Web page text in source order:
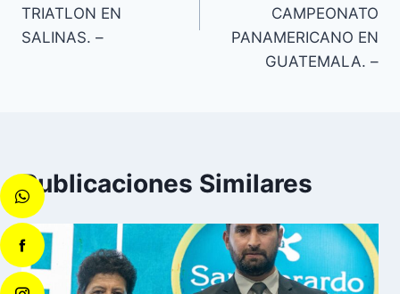
TRIATLON EN
SALINAS. –
CAMPEONATO
PANAMERICANO EN
GUATEMALA. –
Publicaciones Similares